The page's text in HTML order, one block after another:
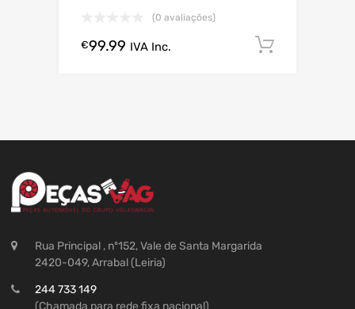
(0 avaliações)
€99.99 IVA Inc.
Rua Principal , nº152, Vale de Santa Margarida
2420-049, Arrabal (Leiria)
244 733 149